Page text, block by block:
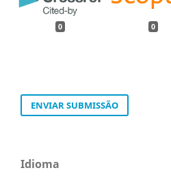
0 0
ENVIAR SUBMISSÃO
Idioma